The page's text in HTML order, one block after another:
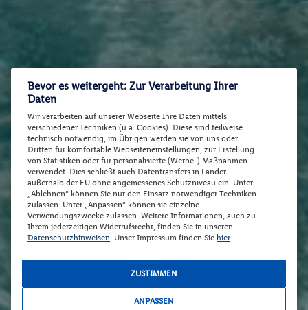
Bevor es weitergeht: Zur Verarbeitung Ihrer
Daten
Wir verarbeiten auf unserer Webseite Ihre Daten mittels
verschiedener Techniken (u.a. Cookies). Diese sind teilweise
technisch notwendig, im Übrigen werden sie von uns oder
Dritten für komfortable Webseiteneinstellungen, zur Erstellung
von Statistiken oder für personalisierte (Werbe-) Maßnahmen
verwendet. Dies schließt auch Datentransfers in Länder
außerhalb der EU ohne angemessenes Schutzniveau ein. Unter
„Ablehnen“ können Sie nur den Einsatz notwendiger Techniken
zulassen. Unter „Anpassen“ können sie einzelne
Verwendungszwecke zulassen. Weitere Informationen, auch zu
Ihrem jederzeitigen Widerrufsrecht, finden Sie in unseren
Datenschutzhinweisen . Unser Impressum finden Sie hier.
ZUSTIMMEN
ANPASSEN